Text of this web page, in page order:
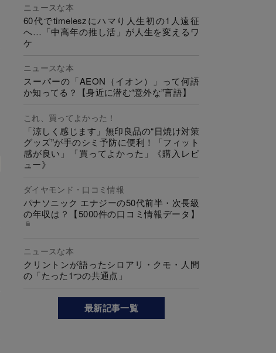
ニュースな本
60代でtimeleszにハマり人生初の1人遠征
へ…「中高年の推し活」が人生を変えるワ
ケ
ニュースな本
スーパーの「AEON（イオン）」って何語
か知ってる？【身近に潜む“意外な”言語】
これ、買ってよかった！
「涼しく感じます」無印良品の“日焼け対策
グッズ”が手のシミ予防に便利！「フィット
感が良い」「買ってよかった」《購入レビ
ュー》
ダイヤモンド・口コミ情報
パナソニック エナジーの50代前半・次長級
の年収は？【5000件の口コミ情報データ】
ニュースな本
クリントンが語ったシロアリ・クモ・人間
の「たった1つの共通点」
最新記事一覧